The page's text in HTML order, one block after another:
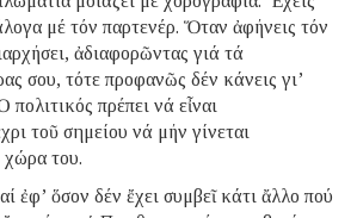
μέ τόν παρτενέρ. Ὅταν ἀφήνεις τόν
ἀδιαφορῶντας γιά τά
σου, τότε προφανῶς δέν κάνεις γι’
πρέπει νά εἶναι
τοῦ σημείου νά μήν γίνεται
χώρα του.
ἐφ’ ὅσον δέν ἔχει συμβεῖ κάτι ἄλλο πού